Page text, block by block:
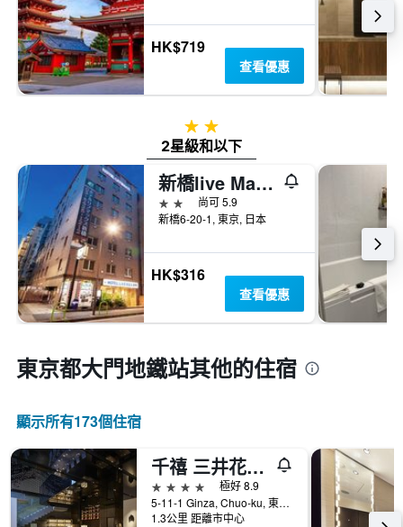
HK$719
查看優惠
2星級
2星級和以下
新橋live Max飯店
2星級
尚可 5.9
新橋6-20-1, 東京, 日本
HK$316
查看優惠
東京都大門地鐵站​其他的住宿
顯示所有173​個住宿
千禧 三井花園飯店 東京 / 銀座
4星級
極好 8.9
5-11-1 Ginza, Chuo-ku, 東京, 日本
1.3公里 距離市中心